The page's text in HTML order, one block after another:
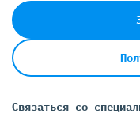
Связаться со